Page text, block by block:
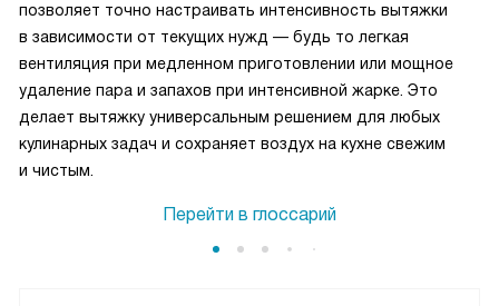
позволяет точно настраивать интенсивность вытяжки
в зависимости от текущих нужд — будь то легкая
вентиляция при медленном приготовлении или мощное
удаление пара и запахов при интенсивной жарке. Это
делает вытяжку универсальным решением для любых
кулинарных задач и сохраняет воздух на кухне свежим
и чистым.
Перейти в глоссарий